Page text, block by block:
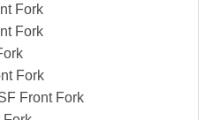
Fork
Fork
Fork
Front Fork